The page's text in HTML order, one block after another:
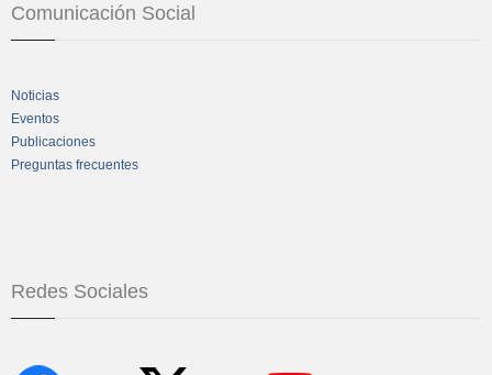
Comunicación Social
Noticias
Eventos
Publicaciones
Preguntas frecuentes
Redes Sociales